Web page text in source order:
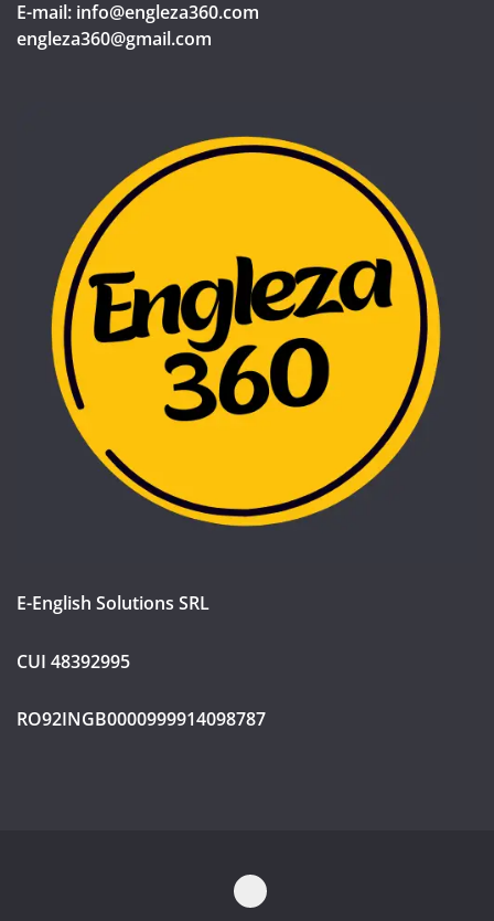
E-mail: info@engleza360.com​
engleza360@gmail.com​
E-English Solutions SRL
CUI 48392995
RO92INGB0000999914098787